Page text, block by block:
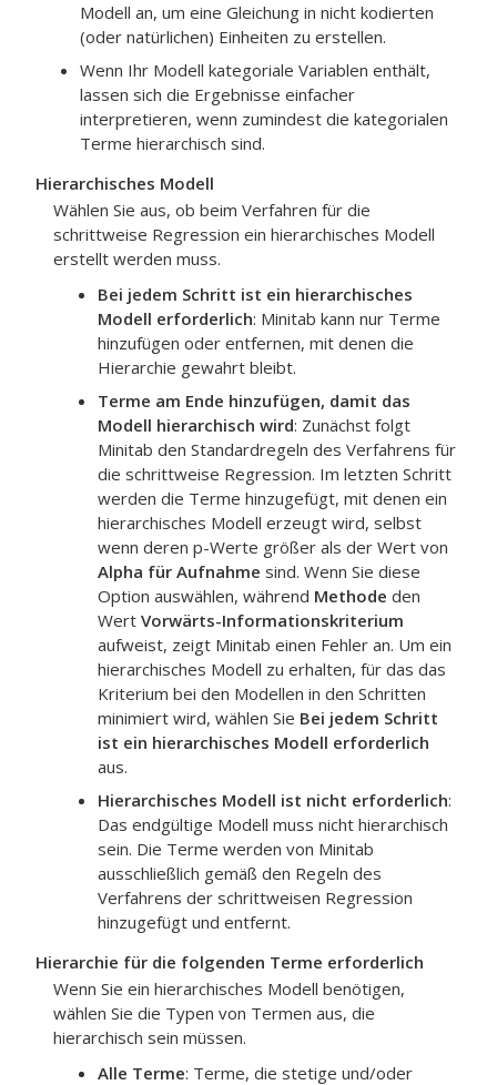
Modell an, um eine Gleichung in nicht kodierten
(oder natürlichen) Einheiten zu erstellen.
Wenn Ihr Modell kategoriale Variablen enthält,
lassen sich die Ergebnisse einfacher
interpretieren, wenn zumindest die kategorialen
Terme hierarchisch sind.
Hierarchisches Modell
Wählen Sie aus, ob beim Verfahren für die
schrittweise Regression ein hierarchisches Modell
erstellt werden muss.
Bei jedem Schritt ist ein hierarchisches
Modell erforderlich: Minitab kann nur Terme
hinzufügen oder entfernen, mit denen die
Hierarchie gewahrt bleibt.
Terme am Ende hinzufügen, damit das
Modell hierarchisch wird: Zunächst folgt
Minitab den Standardregeln des Verfahrens für
die schrittweise Regression. Im letzten Schritt
werden die Terme hinzugefügt, mit denen ein
hierarchisches Modell erzeugt wird, selbst
wenn deren p-Werte größer als der Wert von
Alpha für Aufnahme sind. Wenn Sie diese
Option auswählen, während Methode den
Wert Vorwärts-Informationskriterium
aufweist, zeigt Minitab einen Fehler an. Um ein
hierarchisches Modell zu erhalten, für das das
Kriterium bei den Modellen in den Schritten
minimiert wird, wählen Sie Bei jedem Schritt
ist ein hierarchisches Modell erforderlich
aus.
Hierarchisches Modell ist nicht erforderlich:
Das endgültige Modell muss nicht hierarchisch
sein. Die Terme werden von Minitab
ausschließlich gemäß den Regeln des
Verfahrens der schrittweisen Regression
hinzugefügt und entfernt.
Hierarchie für die folgenden Terme erforderlich
Wenn Sie ein hierarchisches Modell benötigen,
wählen Sie die Typen von Termen aus, die
hierarchisch sein müssen.
Alle Terme: Terme, die stetige und/oder